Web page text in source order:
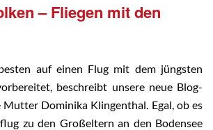
– Fliegen mit den
auf einen Flug mit dem jüngsten
beschreibt unsere neue Blog-
Dominika Klingenthal. Egal, ob es
zu den Großeltern an den Bodensee